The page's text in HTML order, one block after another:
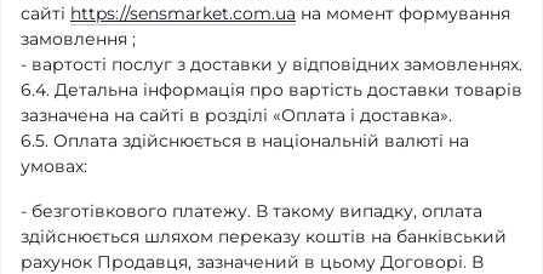
сайті https://sensmarket.com.ua на момент формування
замовлення ;
- вартості послуг з доставки у відповідних замовленнях.
6.4. Детальна інформація про вартість доставки товарів
зазначена на сайті в розділі «Оплата і доставка».
6.5. Оплата здійснюється в національній валюті на
умовах:
- безготівкового платежу. В такому випадку, оплата
здійснюється шляхом переказу коштів на банківський
рахунок Продавця, зазначений в цьому Договорі. В